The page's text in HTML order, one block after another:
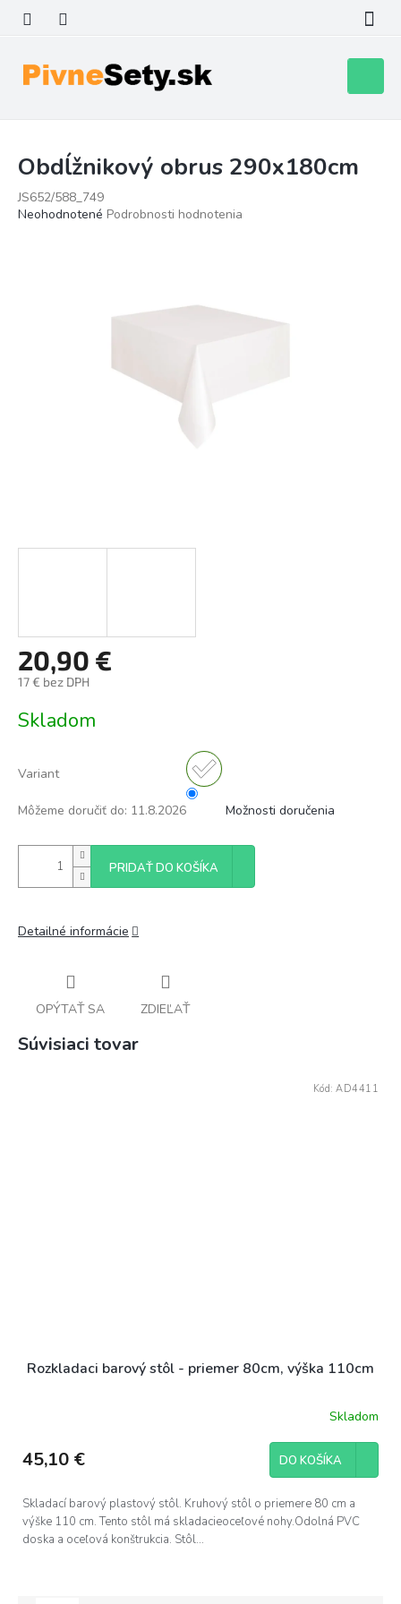
obsah
košík
Obdĺžnikový obrus 290x180cm
JS652/588_749
Priemerné
Neohodnotené Podrobnosti hodnotenia
20,90 €
17 € bez DPH
cena:
Skladom
Variant
Môžeme doručiť do: 11.8.2026 Možnosti doručenia
PRIDAŤ DO KOŠÍKA
Detailné informácie
OPÝTAŤ SA ZDIEĽAŤ
Súvisiaci tovar
Rozkladaci barový stôl - priemer 80cm, výška 110cm
Skladom
45,10 € DO KOŠÍKA
Skladací barový plastový stôl. Kruhový stôl o priemere 80 cm a
výške 110 cm. Tento stôl má skladacieoceľové nohy.Odolná PVC
doska a oceľová konštrukcia. Stôl...
Kód: AD4411